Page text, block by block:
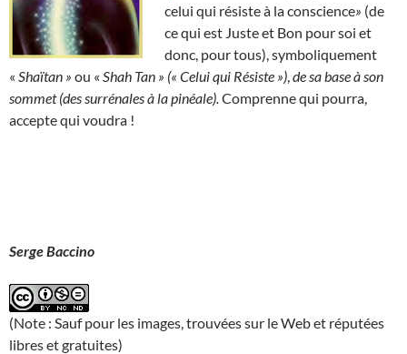
celui qui résiste à la conscience» (de
ce qui est Juste et Bon pour soi et
donc, pour tous), symboliquement
« Shaïtan » ou « Shah Tan » (« Celui qui Résiste ») de sa base à son
sommet (des surrénales à la pinéale). Comprenne qui pourra,
accepte qui voudra !
Serge Baccino
(Note : Sauf pour les images, trouvées sur le Web et réputées
libres et gratuites)